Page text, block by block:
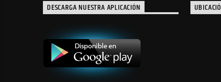
DESCARGA NUESTRA APLICACIÓN